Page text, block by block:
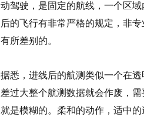
动驾驶，是固定的航线，一个区
后的飞行有非常严格的规定，非
有所差别的。
据悉，进线后的航测类似一个在
差过大整个航测数据就会作废，
就是模糊的。柔和的动作，适中的